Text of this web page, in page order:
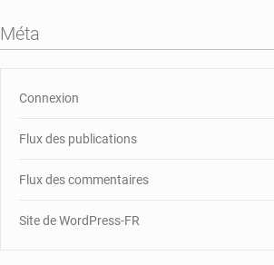
Méta
Connexion
Flux des publications
Flux des commentaires
Site de WordPress-FR